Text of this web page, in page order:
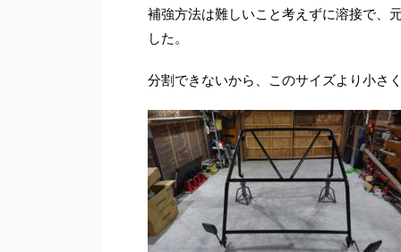
補強方法は難しいこと考えずに溶接で、
した。
分割できないから、このサイズより小さ